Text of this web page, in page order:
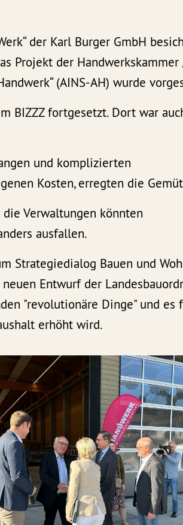
der Karl Burger GmbH
Projekt der Handwerkskammer
(AINS-AH) wurde
BIZZZ fortgesetzt. Dort war
und komplizierten
Kosten, erregten die
Verwaltungen könnten
ausfallen.
Strategiedialog Bauen und
Entwurf der
"revolutionäre Dinge" und es
erhöht wird.